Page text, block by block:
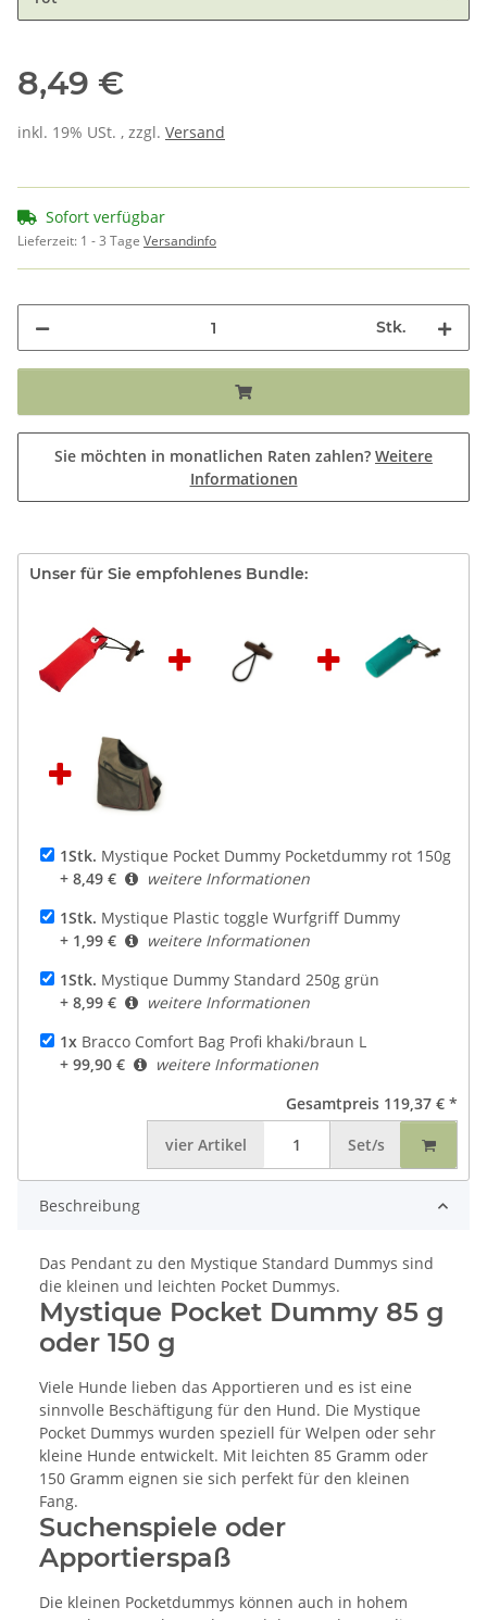
8,49 €
inkl. 19% USt. , zzgl. Versand
Sofort verfügbar
Lieferzeit: 1 - 3 Tage Versandinfo
Stk.
Sie möchten in monatlichen Raten zahlen? Weitere
Informationen
Unser für Sie empfohlenes Bundle:
1Stk. Mystique Pocket Dummy Pocketdummy rot 150g
+ 8,49 €
weitere Informationen
1Stk. Mystique Plastic toggle Wurfgriff Dummy
+ 1,99 €
weitere Informationen
1Stk. Mystique Dummy Standard 250g grün
+ 8,99 €
weitere Informationen
1x Bracco Comfort Bag Profi khaki/braun L
+ 99,90 €
weitere Informationen
Gesamtpreis 119,37 € *
vier Artikel Set/s
Beschreibung
Das Pendant zu den Mystique Standard Dummys sind
die kleinen und leichten Pocket Dummys.
Mystique Pocket Dummy 85 g
oder 150 g
Viele Hunde lieben das Apportieren und es ist eine
sinnvolle Beschäftigung für den Hund. Die Mystique
Pocket Dummys wurden speziell für Welpen oder sehr
kleine Hunde entwickelt. Mit leichten 85 Gramm oder
150 Gramm eignen sie sich perfekt für den kleinen
Fang.
Suchenspiele oder
Apportierspaß
Die kleinen Pocketdummys können auch in hohem